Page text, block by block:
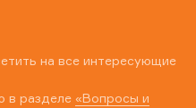
на все интересующие
в разделе «Вопросы и